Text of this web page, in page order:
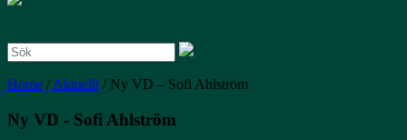
Search:
Home / Aktuellt / Ny VD – Sofi Ahlström
Ny VD - Sofi Ahlström